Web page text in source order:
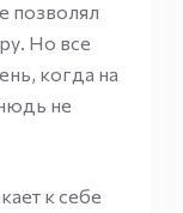
позволял
Но все
когда на
не
к себе